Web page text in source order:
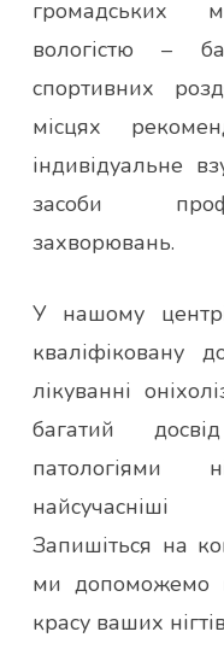
громадських
вологістю –
спортивних
місцях
індивідуальне
засоби
захворювань.
У нашому
кваліфіковану
лікуванні
багатий
патологіями
Запишіться на
ми допоможемо
красу ваших